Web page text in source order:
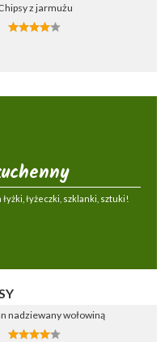
z jarmużu
łyżeczki, szklanki, sztuki!
nadziewany wołowiną